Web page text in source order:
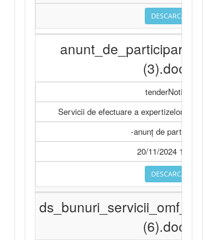
DESCARCA
(3).docx
tenderNotice
Servicii de efectuare a expertizelor
-anunț de participare
20/11/2024 14:33
DESCARCA
(6).docx